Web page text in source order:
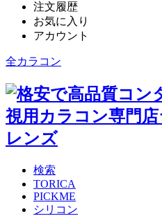
注文履歴
お気に入り
アカウント
全カラコン
検索
TORICA
PICKME
シリコン